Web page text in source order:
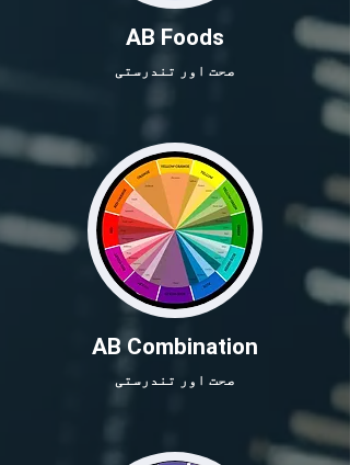
AB Foods
صحت اور تندرستی
AB Combination
صحت اور تندرستی